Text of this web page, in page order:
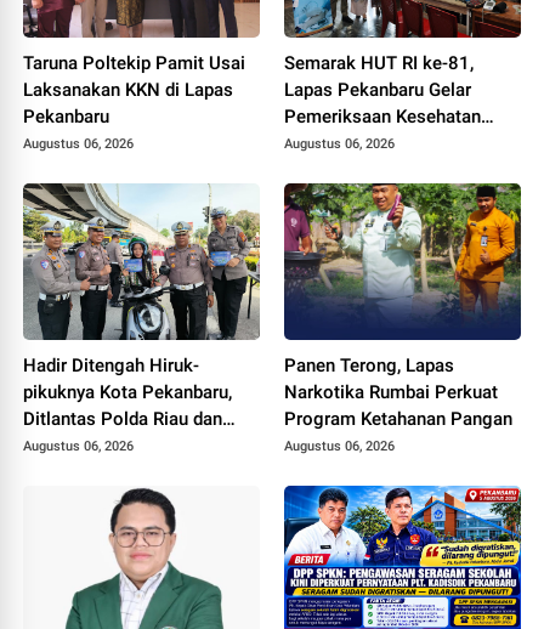
Taruna Poltekip Pamit Usai
Laksanakan KKN di Lapas
Pekanbaru
Augustus 06, 2026
Semarak HUT RI ke-81,
Lapas Pekanbaru Gelar
Pemeriksaan Kesehatan
Gratis untuk Warga Binaan
Augustus 06, 2026
Hadir Ditengah Hiruk-
pikuknya Kota Pekanbaru,
Ditlantas Polda Riau dan
Polantas KARIB Kobarkan
Nasionalisme dan Green
Policing Jelang HUT RI Ke-
Augustus 06, 2026
Panen Terong, Lapas
Narkotika Rumbai Perkuat
Program Ketahanan Pangan
Augustus 06, 2026